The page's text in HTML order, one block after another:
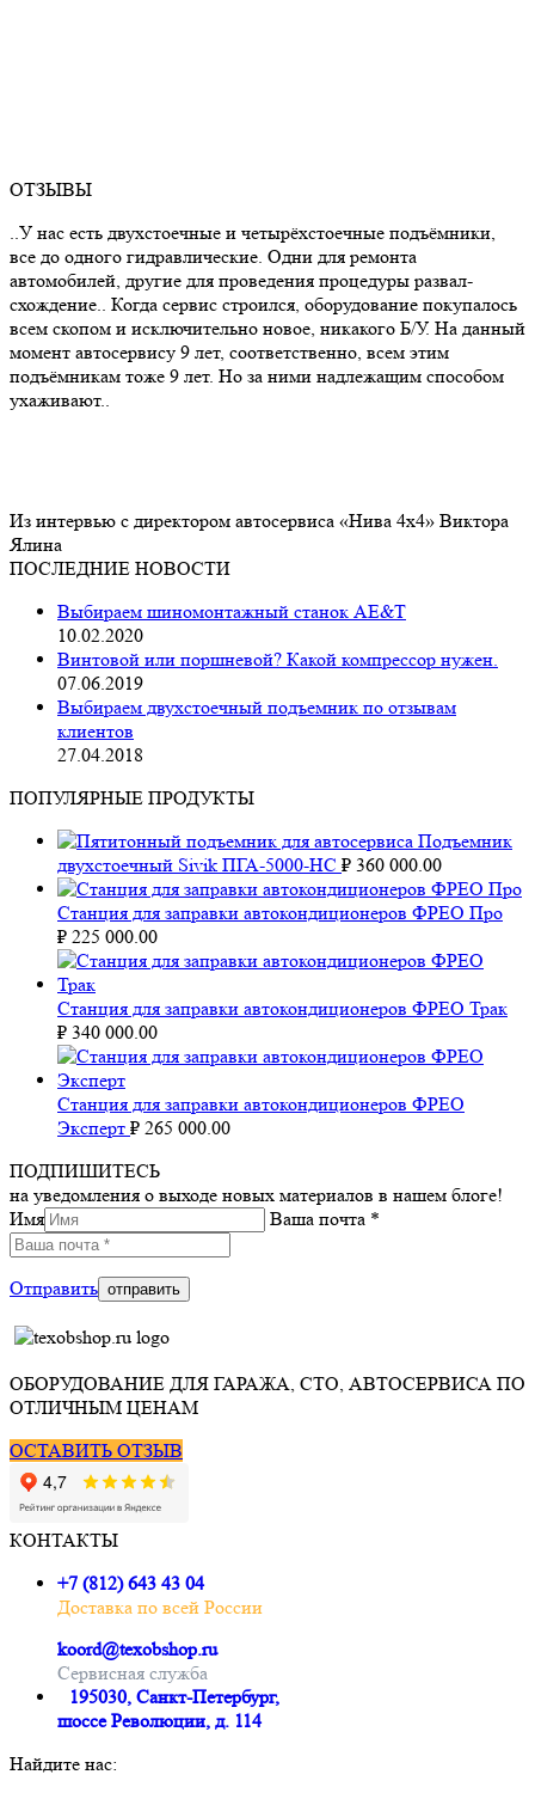
ОТЗЫВЫ
..У нас есть двухстоечные и четырёхстоечные подъёмники,
все до одного гидравлические. Одни для ремонта
автомобилей, другие для проведения процедуры развал-
схождение.. Когда сервис строился, оборудование покупалось
всем скопом и исключительно новое, никакого Б/У. На данный
момент автосервису 9 лет, соответственно, всем этим
подъёмникам тоже 9 лет. Но за ними надлежащим способом
ухаживают..
Из интервью с директором автосервиса «Нива 4х4» Виктора
Ялина
ПОСЛЕДНИЕ НОВОСТИ
Выбираем шиномонтажный станок AE&T
10.02.2020
Винтовой или поршневой? Какой компрессор нужен.
07.06.2019
Выбираем двухстоечный подъемник по отзывам
клиентов
27.04.2018
ПОПУЛЯРНЫЕ ПРОДУКТЫ
Подъемник
двухстоечный Sivik ПГА-5000-НС ₽ 360 000.00
Станция для заправки автокондиционеров ФРЕО Про
₽ 225 000.00
Станция для заправки автокондиционеров ФРЕО Трак
₽ 340 000.00
Станция для заправки автокондиционеров ФРЕО
Эксперт ₽ 265 000.00
ПОДПИШИТЕСЬ
на уведомления о выходе новых материалов в нашем блоге!
Имя
Ваша почта *
Отправить
ОБОРУДОВАНИЕ ДЛЯ ГАРАЖА, СТО, АВТОСЕРВИСА ПО
ОТЛИЧНЫМ ЦЕНАМ
ОСТАВИТЬ ОТЗЫВ
КОНТАКТЫ
+7 (812) 643 43 04
Доставка по всей России
koord@texobshop.ru
Сервисная служба
195030, Санкт-Петербург,
шоссе Революции, д. 114
Найдите нас: